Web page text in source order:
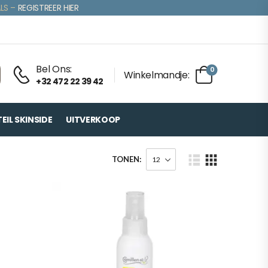
– REGISTREER HIER
Bel Ons:
+32 472 22 39 42 Winkelmandje: 0
SKINSIDE UITVERKOOP
TONEN: